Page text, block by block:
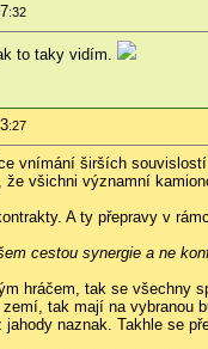
:32
to taky vidím.
:27
vnímání širších
všichni významní
A ty přepravy v
cestou synergie a ne
hráčem, tak se všechny
tak mají na vybranou
naznak. Takhle se